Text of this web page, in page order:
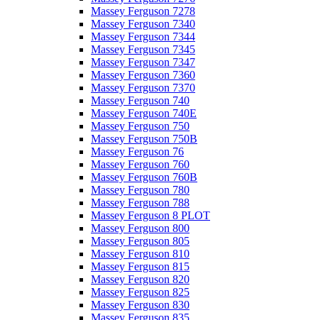
Massey Ferguson 7278
Massey Ferguson 7340
Massey Ferguson 7344
Massey Ferguson 7345
Massey Ferguson 7347
Massey Ferguson 7360
Massey Ferguson 7370
Massey Ferguson 740
Massey Ferguson 740E
Massey Ferguson 750
Massey Ferguson 750B
Massey Ferguson 76
Massey Ferguson 760
Massey Ferguson 760B
Massey Ferguson 780
Massey Ferguson 788
Massey Ferguson 8 PLOT
Massey Ferguson 800
Massey Ferguson 805
Massey Ferguson 810
Massey Ferguson 815
Massey Ferguson 820
Massey Ferguson 825
Massey Ferguson 830
Massey Ferguson 835